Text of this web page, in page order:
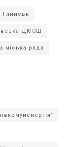
Глинськ
ДЮСШ
міська рада